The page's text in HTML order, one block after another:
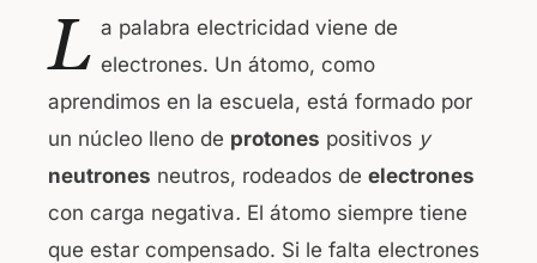
c
e
b
o
o
k
at
s
A
p
p
L a palabra electricidad viene de
electrones. Un átomo, como
aprendimos en la escuela, está formado por
un núcleo lleno de protones positivos y
neutrones neutros, rodeados de electrones
con carga negativa. El átomo siempre tiene
que estar compensado. Si le falta electrones